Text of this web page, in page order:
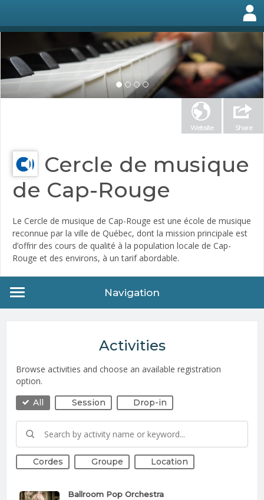
Website Share
Cercle de musique
de Cap-Rouge
Le Cercle de musique de Cap-Rouge est une école de musique
reconnue par la ville de Québec, dont la mission principale est
d’offrir des cours de qualité à la population locale de Cap-
Rouge et des environs, à un tarif abordable.
Navigation
Activities
Browse activities and choose an available registration
option.
All Session Drop-in
Cordes Groupe Location
Ballroom Pop Orchestra